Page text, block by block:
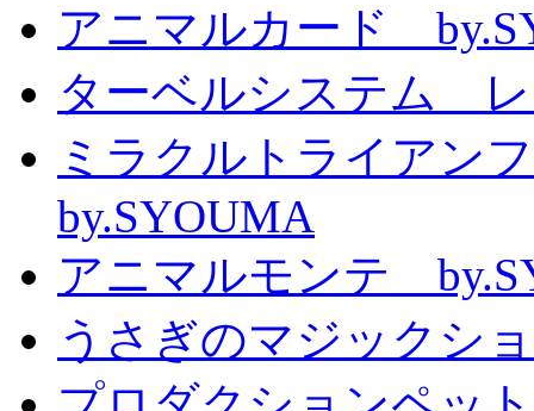
アニマルカード
ターベルシステム
ミラクルトライアン
by.SYOUMA
アニマルモンテ
うさぎのマジックシ